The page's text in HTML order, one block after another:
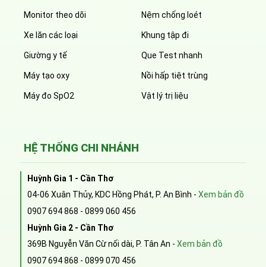
Monitor theo dõi
Xe lăn các loại
Giường y tế
Máy tạo oxy
Máy đo SpO2
Nệm chống loét
Khung tập đi
Que Test nhanh
Nồi hấp tiệt trùng
Vật lý trị liệu
HỆ THỐNG CHI NHÁNH
Huỳnh Gia 1 - Cần Thơ
04-06 Xuân Thủy, KDC Hồng Phát, P. An Bình - Xem bản đồ
0907 694 868 - 0899 060 456
Huỳnh Gia 2 - Cần Thơ
369B Nguyễn Văn Cừ nối dài, P. Tân An - Xem bản đồ
0907 694 868 - 0899 070 456